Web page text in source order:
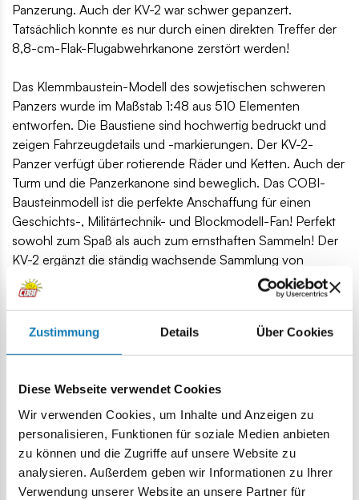
Zustimmung Details Über Cookies
Diese Webseite verwendet Cookies
Wir verwenden Cookies, um Inhalte und Anzeigen zu
personalisieren, Funktionen für soziale Medien anbieten
zu können und die Zugriffe auf unsere Website zu
analysieren. Außerdem geben wir Informationen zu Ihrer
Verwendung unserer Website an unsere Partner für
Panzerung. Auch der KV-2 war schwer gepanzert.
Tatsächlich konnte es nur durch einen direkten Treffer der
8,8-cm-Flak-Flugabwehrkanone zerstört werden!
Das Klemmbaustein-Modell des sowjetischen schweren
Panzers wurde im Maßstab 1:48 aus 510 Elementen
entworfen. Die Baustiene sind hochwertig bedruckt und
zeigen Fahrzeugdetails und -markierungen. Der KV-2-
Panzer verfügt über rotierende Räder und Ketten. Auch der
Turm und die Panzerkanone sind beweglich. Das COBI-
Bausteinmodell ist die perfekte Anschaffung für einen
Geschichts-, Militärtechnik- und Blockmodell-Fan! Perfekt
sowohl zum Spaß als auch zum ernsthaften Sammeln! Der
KV-2 ergänzt die ständig wachsende Sammlung von
Panzern aus dem Zweiten Weltkrieg, die im kompakten
Maßstab 1:48 herausgebracht werden. Bauen Sie
20-jähriger Tradition,
die Blöcke entsprechen den Sicherheitsstandards für
Kinderprodukte,
voll kompatibel mit Klemm-Bausteinen anderer Marken,
Blöcke mit Aufdrucken verformen sich nicht und
verblassen nicht beim Spielen oder unter